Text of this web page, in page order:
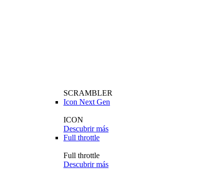
SCRAMBLER
Icon Next Gen
ICON
Descubrir más
Full throttle
Full throttle
Descubrir más